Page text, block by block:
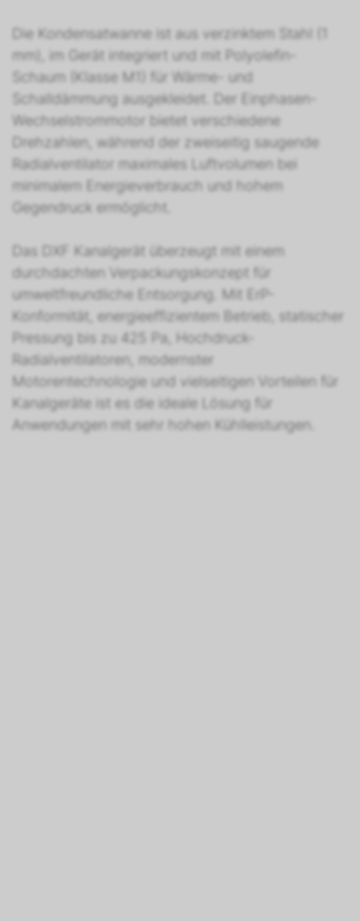
Die Kondensatwanne ist aus verzinktem Stahl (1
mm), im Gerät integriert und mit Polyolefin-
Schaum (Klasse M1) für Wärme- und
Schalldämmung ausgekleidet. Der Einphasen-
Wechselstrommotor bietet verschiedene
Drehzahlen, während der zweiseitig saugende
Radialventilator maximales Luftvolumen bei
minimalem Energieverbrauch und hohem
Gegendruck ermöglicht.
Das DXF Kanalgerät überzeugt mit einem
durchdachten Verpackungskonzept für
umweltfreundliche Entsorgung. Mit ErP-
Konformität, energieeffizientem Betrieb, statischer
Pressung bis zu 425 Pa, Hochdruck-
Radialventilatoren, modernster
Motorentechnologie und vielseitigen Vorteilen für
Kanalgeräte ist es die ideale Lösung für
Anwendungen mit sehr hohen Kühlleistungen.